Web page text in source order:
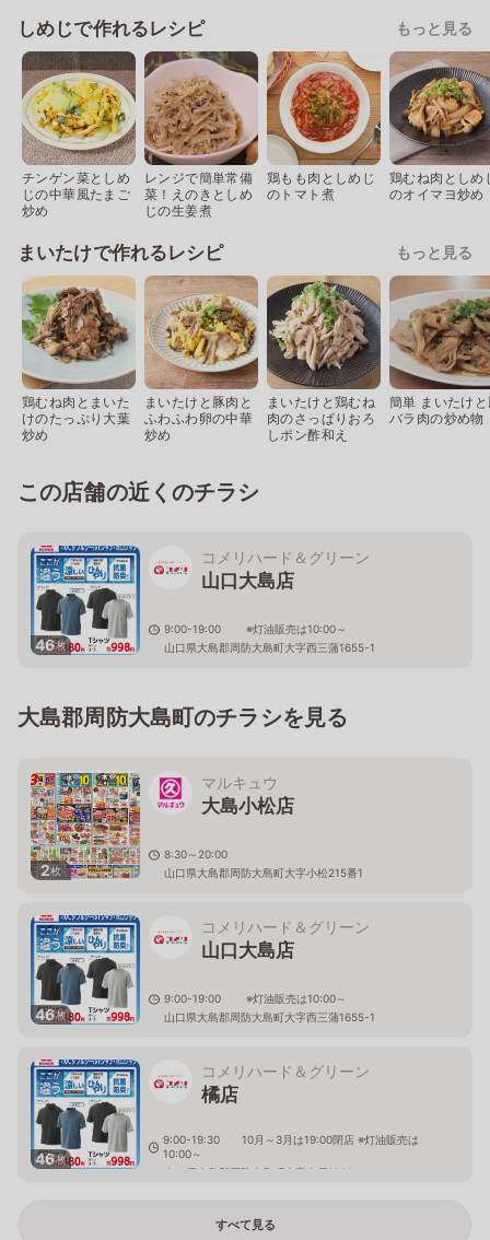
しめじで作れるレシピ もっと見る
チンゲン菜としめ
じの中華風たまご
炒め
レンジで簡単常備
菜！えのきとしめ
じの生姜煮
鶏もも肉としめじ
のトマト煮
鶏むね肉としめ
のオイマヨ炒め
まいたけで作れるレシピ もっと見る
鶏むね肉とまいた
けのたっぷり大葉
炒め
まいたけと豚肉と
ふわふわ卵の中華
炒め
まいたけと鶏むね
肉のさっぱりおろ
しポン酢和え
簡単 まいたけ
バラ肉の炒め物
この店舗の近くのチラシ
46枚
コメリハード＆グリーン
山口大島店
9:00-19:00 ※灯油販売は10:00～
山口県大島郡周防大島町大字西三蒲1655-1
大島郡周防大島町のチラシを見る
2枚
マルキュウ
大島小松店
8:30～20:00
山口県大島郡周防大島町大字小松215番1
46枚
コメリハード＆グリーン
山口大島店
9:00-19:00 ※灯油販売は10:00～
山口県大島郡周防大島町大字西三蒲1655-1
46枚
コメリハード＆グリーン
橘店
9:00-19:30 10月～3月は19:00閉店 ※灯油販売は
10:00～
山口県大島郡周防大島町大字土居1339
すべて見る